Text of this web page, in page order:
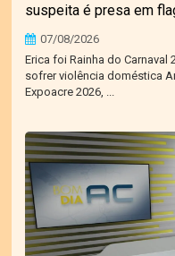
suspeita é presa em
07/08/2026
Erica foi Rainha do Carnaval
sofrer violência doméstica
Expoacre 2026, ...